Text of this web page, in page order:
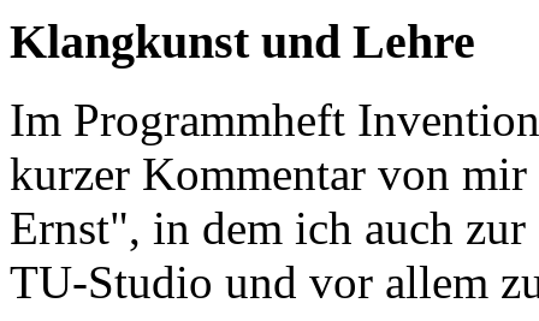
Klangkunst und Lehre
Im Programmheft
kurzer Kommentar von
Ernst", in dem ich auch
TU-Studio und vor allem